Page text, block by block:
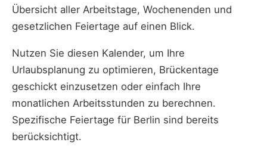
Übersicht aller Arbeitstage, Wochenenden und
gesetzlichen Feiertage auf einen Blick.
Nutzen Sie diesen Kalender, um Ihre
Urlaubsplanung zu optimieren, Brückentage
geschickt einzusetzen oder einfach Ihre
monatlichen Arbeitsstunden zu berechnen.
Spezifische Feiertage für Berlin sind bereits
berücksichtigt.